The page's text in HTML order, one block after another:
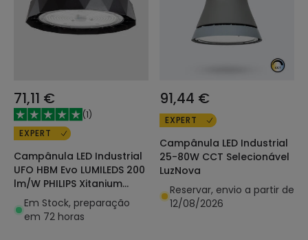
71,11 €
(1)
EXPERT
Campânula LED Industrial
UFO HBM Evo LUMILEDS 200
lm/W PHILIPS Xitanium
Regulável 0-10 V
Em Stock, preparação
em 72 horas
91,44 €
EXPERT
Campânula LED Industrial
25-80W CCT Selecionável
LuzNova
Reservar, envio a partir de
12/08/2026